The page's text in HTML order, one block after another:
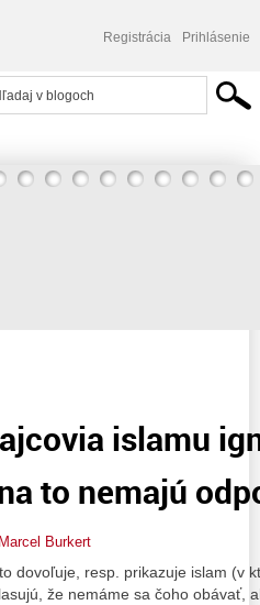
Registrácia Prihlásenie
neradi počujú, alebo na to nemajú
islamu
to nemajú
Marcel Burkert
dovoľuje, resp. prikazuje islam (v
že nemáme sa čoho obávať,